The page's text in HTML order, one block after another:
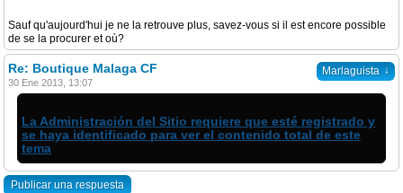
Sauf qu'aujourd'hui je ne la retrouve plus, savez-vous si il est encore possible
de se la procurer et où?
Marlaguista ↓
Re: Boutique Malaga CF
30 Ene 2013, 13:07
La Administración del Sitio requiere que esté registrado y
se haya identificado para ver el contenido total de este
tema
Publicar una respuesta